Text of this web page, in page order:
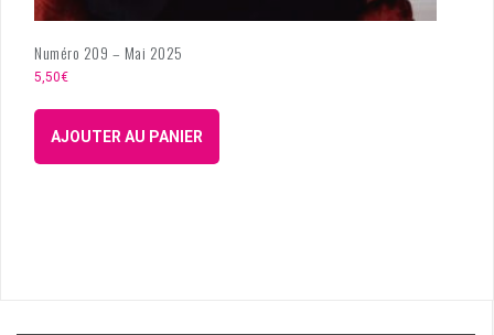
Numéro 209 – Mai 2025
5,50€
AJOUTER AU PANIER